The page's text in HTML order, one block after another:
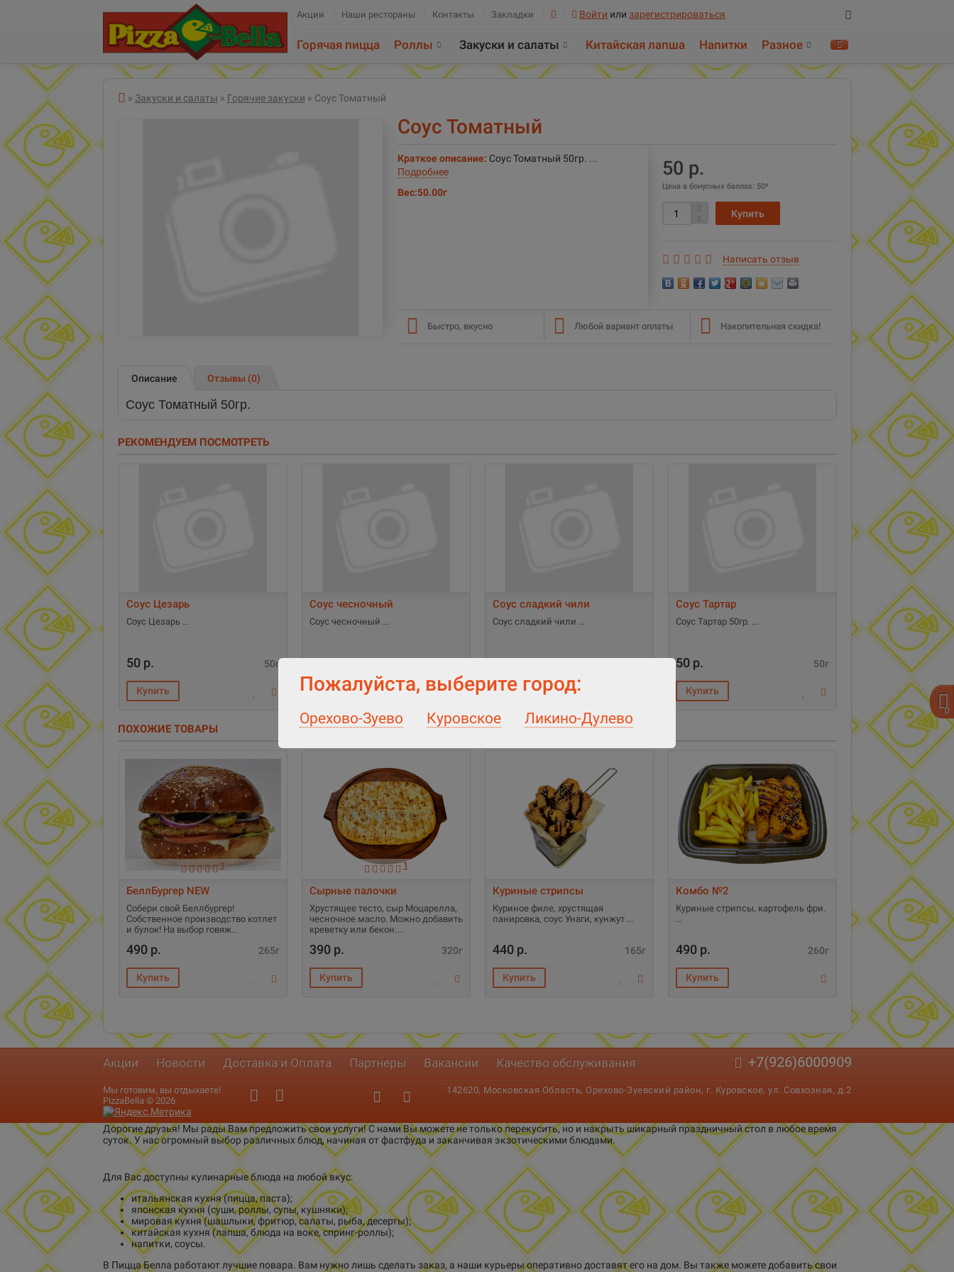
Пожалуйста, выберите город:
Орехово-Зуево Куровское Ликино-Дулево
Акции Наши рестораны Контакты Закладки Войти илизарегистрироваться
Горячая пицца Роллы Закуски и салаты Китайская лапша Напитки Разное
0
Все категории Найти!
» Закуски и салаты » Горячие закуски » Соус Томатный
Соус Томатный
Краткое описание: Соус Томатный 50гр. ...
Подробнее
Вес:50.00г
50 р.
Цена в бонусных баллах: 50*
Написать отзыв
Быстро, вкусно Любой вариант оплаты Накопительная скидка!
Описание Отзывы (0)
Соус Томатный 50гр.
РЕКОМЕНДУЕМ ПОСМОТРЕТЬ
Соус Цезарь
Соус Цезарь
50г
50 р.
Соус чесночный
Соус чесночный
50 р.
Соус сладкий чили
Соус сладкий чили
70 р.
Соус Тартар
Соус Тартар 50гр.
50г
50 р.
ПОХОЖИЕ ТОВАРЫ
1
БеллБургер NEW
Собери свой Беллбургер!
Собственное производство котлет
и булок! На выбор говяж
265г
490 р.
1
Сырные палочки
Хрустящее тесто, сыр Моцарелла,
чесночное масло. Можно добавить
креветку или бекон.
320г
390 р.
Куриные стрипсы
Куриное филе, хрустящая
панировка, соус Унаги, кунжут
165г
440 р.
Комбо №2
Куриные стрипсы, картофель фри.
260г
490 р.
Акции Новости Доставка и Оплата Партнеры Вакансии Качество обслуживания +7(926)6000909
Мы готовим, вы отдыхаете!
PizzaBella © 2026
142620, Московская Область, Орехово-Зуевский район, г. Куровское, ул. Совхозная, д.2
Дорогие друзья! Мы рады Вам предложить свои услуги! С нами Вы можете не только перекусить, но и накрыть шикарный праздничный стол в любое время
суток. У нас огромный выбор различных блюд, начиная от фастфуда и заканчивая экзотическими блюдами.
Для Вас доступны кулинарные блюда на любой вкус:
итальянская кухня (пицца, паста);
японская кухня (суши, роллы, супы, кушняки);
мировая кухня (шашлыки, фритюр, салаты, рыба, десерты);
китайская кухня (лапша, блюда на воке, спринг-роллы);
напитки, соусы.
В Пицца Белла работают лучшие повара. Вам нужно лишь сделать заказ, а наши курьеры оперативно доставят его на дом. Вы также можете добавить свои